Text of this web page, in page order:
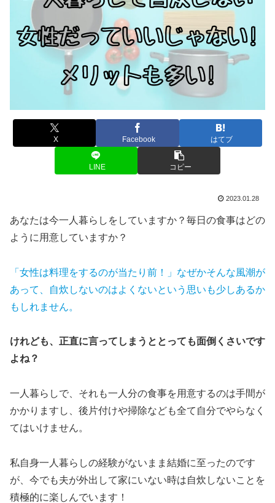
X Facebook はてブ
LINE コピー
2023.01.28
あなたは今一人暮らしをしていますか？毎日の食事はどの
ように用意していますか？
「女性は料理をするのが当たり前！」なぜかそんな風潮が
あって、自炊しないのはよくないという思いも少しあるか
もしれません。
けれども、正直に言ってしまうととっても面倒くさいです
よね？
一人暮らしで、それも一人分の食事を用意するのは手間が
かかりますし、後片付けや掃除なども全て自分でやらなく
てはいけません。
私自身一人暮らしの経験がないまま結婚に至ったのです
が、今でも夫が外出して家にいない時は自炊しないことを
積極的に楽しんでいます！